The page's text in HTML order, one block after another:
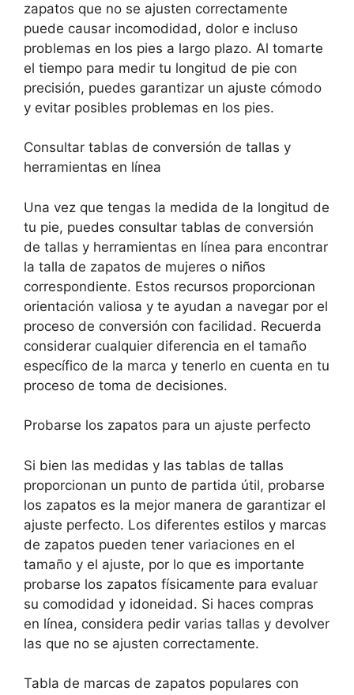
zapatos que no se ajusten correctamente
puede causar incomodidad, dolor e incluso
problemas en los pies a largo plazo. Al tomarte
el tiempo para medir tu longitud de pie con
precisión, puedes garantizar un ajuste cómodo
y evitar posibles problemas en los pies.
Consultar tablas de conversión de tallas y
herramientas en línea
Una vez que tengas la medida de la longitud de
tu pie, puedes consultar tablas de conversión
de tallas y herramientas en línea para encontrar
la talla de zapatos de mujeres o niños
correspondiente. Estos recursos proporcionan
orientación valiosa y te ayudan a navegar por el
proceso de conversión con facilidad. Recuerda
considerar cualquier diferencia en el tamaño
específico de la marca y tenerlo en cuenta en tu
proceso de toma de decisiones.
Probarse los zapatos para un ajuste perfecto
Si bien las medidas y las tablas de tallas
proporcionan un punto de partida útil, probarse
los zapatos es la mejor manera de garantizar el
ajuste perfecto. Los diferentes estilos y marcas
de zapatos pueden tener variaciones en el
tamaño y el ajuste, por lo que es importante
probarse los zapatos físicamente para evaluar
su comodidad y idoneidad. Si haces compras
en línea, considera pedir varias tallas y devolver
las que no se ajusten correctamente.
Tabla de marcas de zapatos populares con